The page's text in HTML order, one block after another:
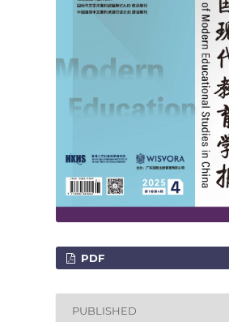
PDF
PUBLISHED